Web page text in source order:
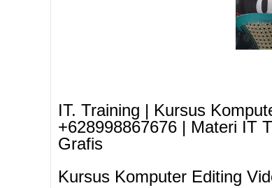
IT. Training | Kursus
+628998867676 | Materi IT
Grafis
Kursus Komputer Editing